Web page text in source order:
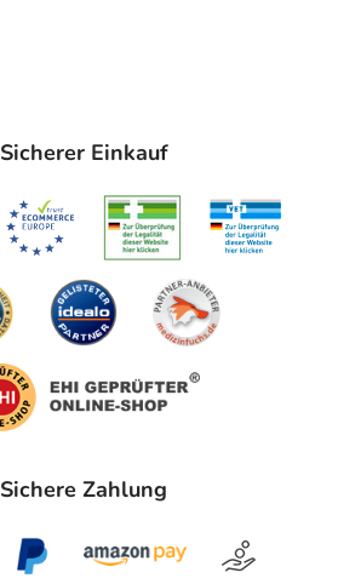
Sicherer Einkauf
Sichere Zahlung